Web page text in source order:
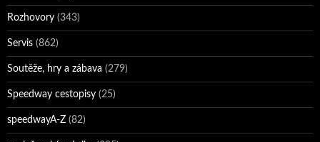
Rozhovory (343)
Servis (862)
Soutěže, hry a zábava (279)
Speedway cestopisy (25)
speedwayA-Z (82)